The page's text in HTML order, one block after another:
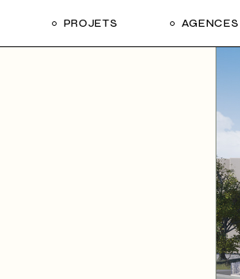
PROJETS AGENCES